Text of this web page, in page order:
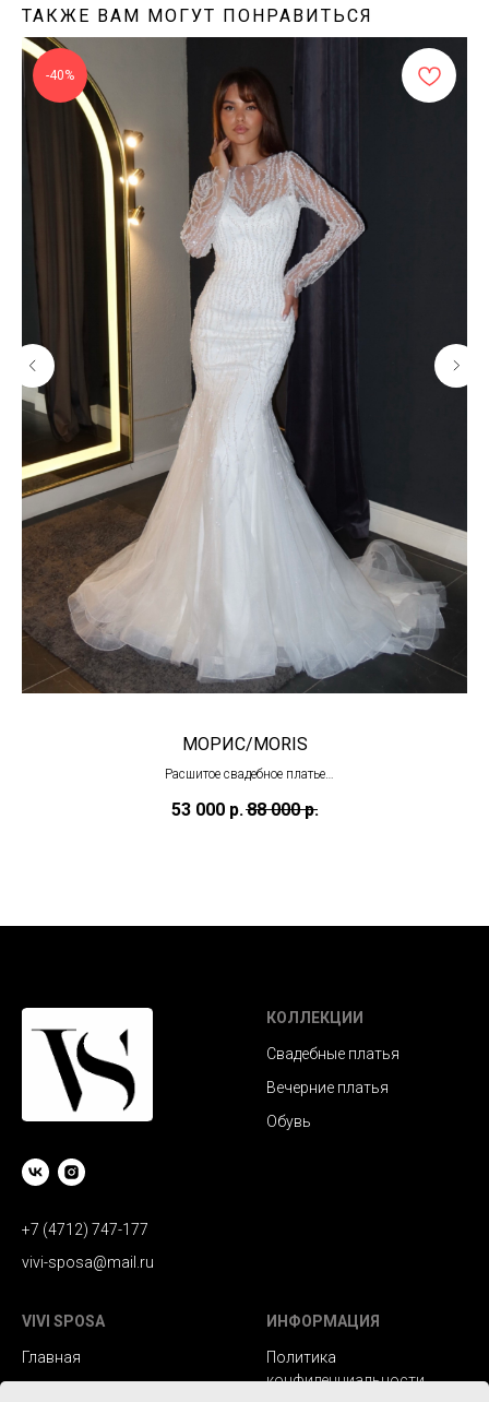
ТАКЖЕ ВАМ МОГУТ ПОНРАВИТЬСЯ
-40%
МОРИС/MORIS
Расшитое свадебное платье
53 000 р.88 000 р.
+7 (4712) 747-177
vivi-sposa@mail.ru
КОЛЛЕКЦИИ
Свадебные платья
Вечерние платья
Обувь
VIVI SPOSA
Главная
ИНФОРМАЦИЯ
Политика
конфиденциальности